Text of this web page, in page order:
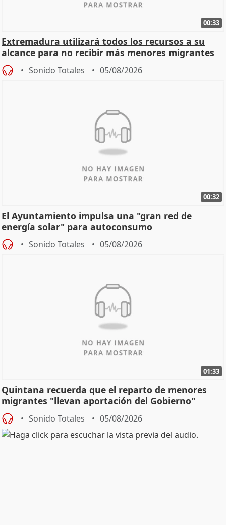
00:33
Extremadura utilizará todos los recursos a su
alcance para no recibir más menores migrantes
Sonido Totales 05/08/2026
00:32
El Ayuntamiento impulsa una "gran red de
energía solar" para autoconsumo
Sonido Totales 05/08/2026
01:33
Quintana recuerda que el reparto de menores
migrantes "llevan aportación del Gobierno"
central
Sonido Totales 05/08/2026